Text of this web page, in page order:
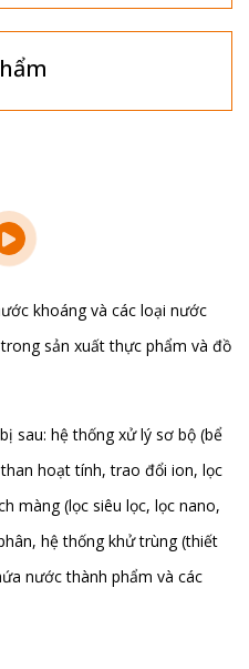
khoáng và các loại nước
sản xuất thực phẩm và đồ
sau: hệ thống xử lý sơ bộ (bể
hoạt tính, trao đổi ion, lọc
màng (lọc siêu lọc, lọc nano,
hệ thống khử trùng (thiết
nước thành phẩm và các